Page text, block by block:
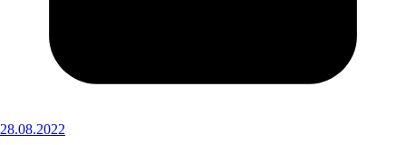
28.08.2022